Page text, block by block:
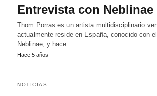
Entrevista con Neblinae
Thom Porras es un artista multidisciplinario
actualmente reside en España, conocido con
Neblinae, y hace…
Hace 5 años
NOTICIAS